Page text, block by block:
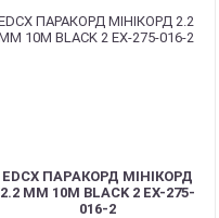
EDCX ПАРАКОРД МІНІКОРД
2.2 ММ 10М BLACK 2 EX-275-
016-2